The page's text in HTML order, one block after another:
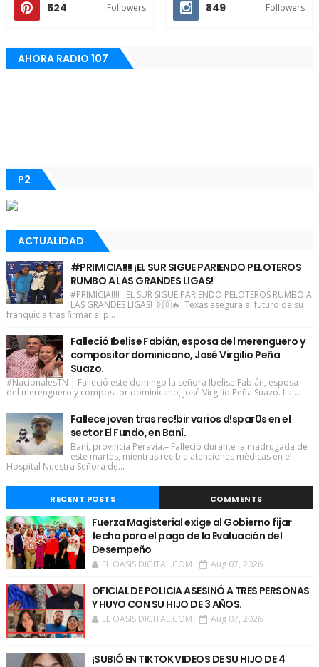
524 Followers 849 Followers
AHORA RADIO 107
P2
ACTUALIDAD
#PRIMICIA!!!! ¡EL SUR SIGUE PARIENDO PELOTEROS
RUMBO A LAS GRANDES LIGAS!
#PRIMICIA!!!! ¡EL SUR SIGUE PARIENDO PELOTEROS RUMBO A
LAS GRANDES LIGAS! 🇩🇴🔥 Texas asegura el futuro de su
franquicia tras firmar al p...
Falleció Ibelise Fabián, esposa del merenguero y
compositor dominicano, José Virgilio Peña
Suazo.
#NacionalesTN | Falleció este domingo la señora Ibelise Fabián, esposa
del merenguero y compositor dominicano, José Virgilio Peña Suazo. La ...
Fallece joven tras rec!bir varios d!spar0s en el
sector El Fundo, en Baní.
Baní, provincia Peravia.– Falleció durante la madrugada de
este martes, mientras recibía atenciones médicas en el
Hospital Nuestra Señora de...
RECENT POSTS COMMENTS
Fuerza Magisterial exige al Gobierno fijar
fecha para el pago de la Evaluación del
Desempeño
EL OASIS DIGITAL.COM Aug 07, 2026
OFICIAL DE POLICIA ASESINÓ A TRES PERSONAS
Y HUYO CON SU HIJO DE 3 AÑOS.
EL OASIS DIGITAL.COM Aug 07, 2026
¡SUBIÓ EN TIKTOK VIDEOS DE SU HIJO DE 4